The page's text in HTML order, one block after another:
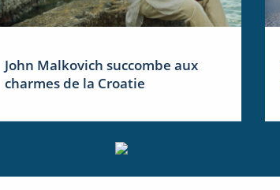
John Malkovich succombe aux
charmes de la Croatie